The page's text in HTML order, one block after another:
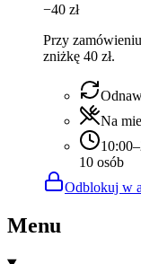
−40 zł
Przy
zniżkę 40 zł.
Na
10 osób
Odblokuj w
Menu